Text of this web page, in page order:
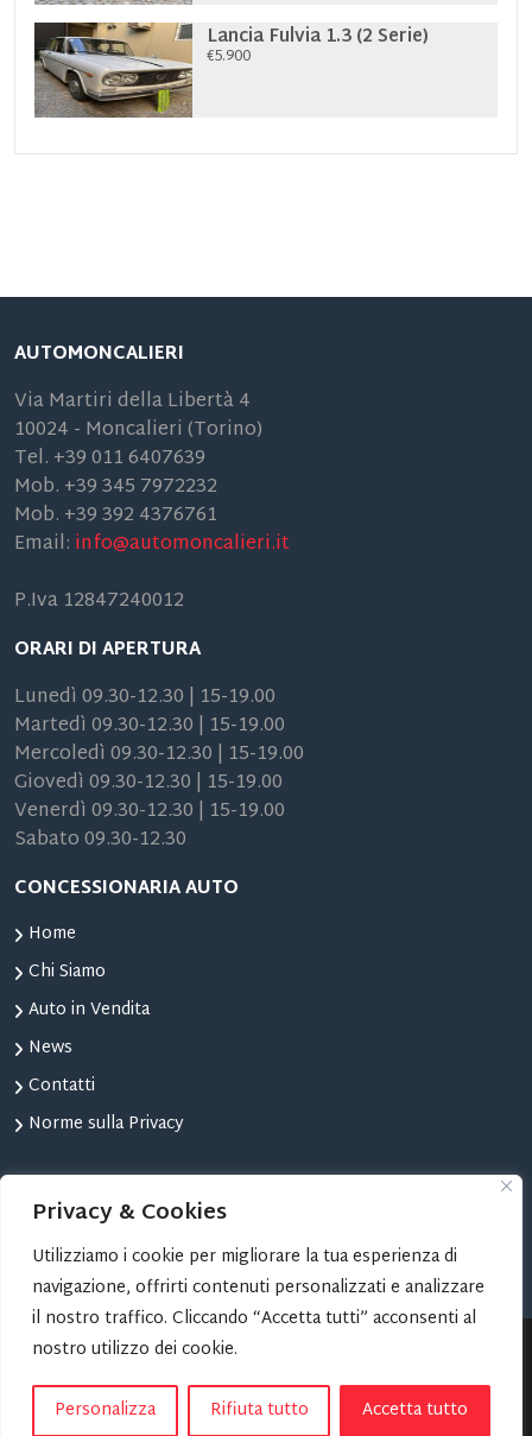
Privacy & Cookies
Utilizziamo i cookie per migliorare la tua esperienza di
navigazione, offrirti contenuti personalizzati e analizzare
il nostro traffico. Cliccando “Accetta tutti” acconsenti al
nostro utilizzo dei cookie.
Personalizza Rifiuta tutto Accetta tutto
Lancia Fulvia 1.3 (2 Serie)
€5.900
AUTOMONCALIERI
Via Martiri della Libertà 4
10024 - Moncalieri (Torino)
Tel. +39 011 6407639
Mob. +39 345 7972232
Mob. +39 392 4376761
Email: info@automoncalieri.it
P.Iva 12847240012
ORARI DI APERTURA
Lunedì 09.30-12.30 | 15-19.00
Martedì 09.30-12.30 | 15-19.00
Mercoledì 09.30-12.30 | 15-19.00
Giovedì 09.30-12.30 | 15-19.00
Venerdì 09.30-12.30 | 15-19.00
Sabato 09.30-12.30
CONCESSIONARIA AUTO
Home
Chi Siamo
Auto in Vendita
News
Contatti
Norme sulla Privacy
STRUMENTI
Confronta Auto
Le tue Auto Preferite
Copyright © 2024 AUTOMONCALIERI | Progetto Web: